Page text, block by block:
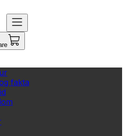
fakta